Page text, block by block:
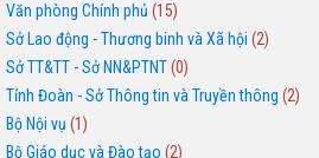
Văn phòng Chính phủ (15)
Sở Lao động - Thương binh và Xã hội (2)
Sở TT&TT - Sở NN&PTNT(0)
Tỉnh Đoàn - Sở Thông tin và Truyền thông (2)
Bộ Nội vụ (1)
Bộ Giáo dục và Đào tạo (2)